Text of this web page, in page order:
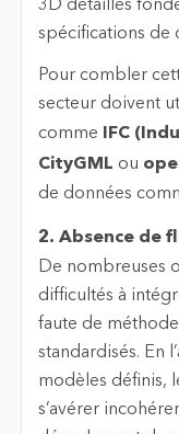
3D détaillés
spécifications de
Pour combler
secteur doivent
comme
IFC
CityGML ou
de données
2. Absence de
De nombreuses
difficultés à
faute de
standardisés. En
modèles définis,
s’avérer